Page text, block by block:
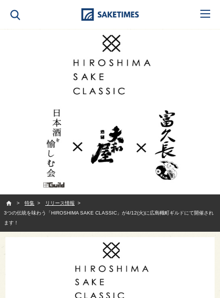
特集
リリース情報
3つの伝統を味わう「HIROSHIMA SAKE CLASSIC」が4/12(火)に広島幟町ギルドにて開催され
ます！